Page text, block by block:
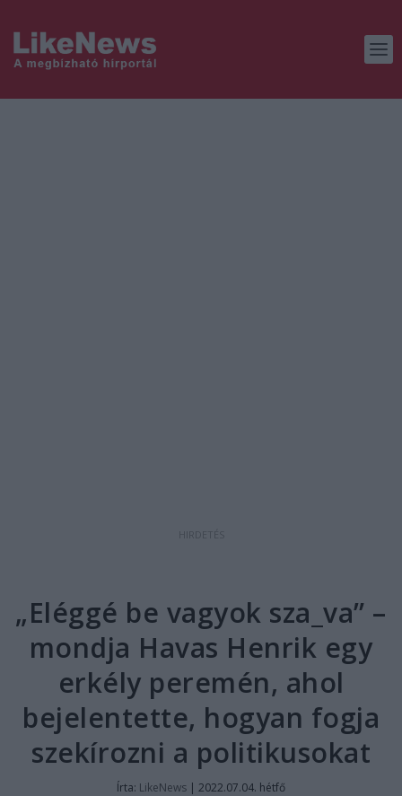
„Eléggé be vagyok sza_va” –
mondja Havas Henrik egy
erkély peremén, ahol
bejelentette, hogyan fogja
szekírozni a politikusokat
Írta: LikeNews | 2022.07.04. hétfő